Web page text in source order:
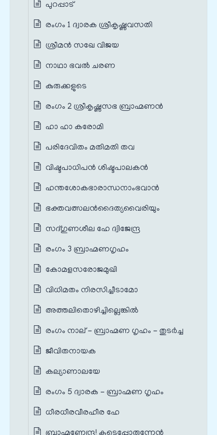
പുറപ്പാട്
രംഗം 1 ദ്വാരക ശ്രീകൃഷ്ണവസതി
ശ്രീമൻ സഖേ വിജയ
നാഥാ ഭവൽ ചരണ
കുരുക്കളുടെ
രംഗം 2 ശ്രീകൃഷ്ണസഭ ബ്രാഹ്മണൻ
ഹാ ഹാ കരോമി
പരിദേവിതം മതിമതി തവ
വിഷ്ടപാധിപൻ ശിഷ്ടപാലകൻ
ഹന്തശോകഭാരാന്ധനാംഭവാൻ
ഭക്തവത്സലൻദൈത്യവൈരിയും
സദ്ഗുണശീല ഹേ ദ്വിജേന്ദ്ര
രംഗം 3 ബ്രാഹ്മണഗൃഹം
കോമളസരോജമുഖി
വിധിമതം നിരസിച്ചീടാമോ
അത്തലിതൊഴിച്ചില്ലെങ്കിൽ
രംഗം നാല് - ബ്രാഹ്മണ ഗൃഹം - തുടർച്ച
ജീവിതനായക
കല്യാണാലയേ
രംഗം 5 ദ്വാരക - ബ്രാഹ്മണ ഗൃഹം
ധീരധീരവീരഹീര ഹേ